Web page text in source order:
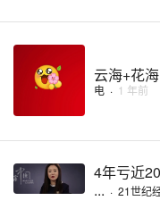
云海+花
电 · 1 年前
4年亏近
... · 21世纪